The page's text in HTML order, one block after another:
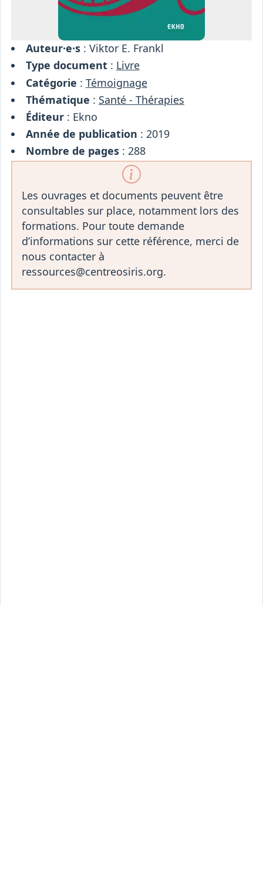
Auteur·e·s: Viktor E. Frankl
Type document: Livre
Catégorie : Témoignage
Thématique : Santé - Thérapies
Éditeur: Ekno
Année de publication : 2019
Nombre de pages: 288
Les ouvrages et documents peuvent être
consultables sur place, notamment lors des
formations. Pour toute demande
d’informations sur cette référence, merci de
nous contacter à
ressources@centreosiris.org.